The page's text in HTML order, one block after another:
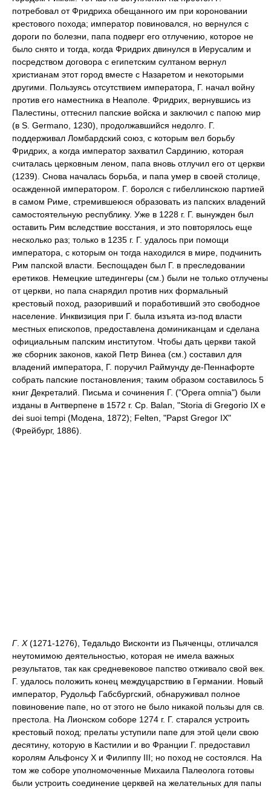
потребовал от Фридриха обещанного им при короновании
крестового похода; император повиновался, но вернулся с
дороги по болезни, папа подверг его отлучению, которое не
было снято и тогда, когда Фридрих двинулся в Иерусалим и
посредством договора с египетским султаном вернул
христианам этот город вместе с Назаретом и некоторыми
другими. Пользуясь отсутствием императора, Г. начал войну
против его наместника в Неаполе. Фридрих, вернувшись из
Палестины, оттеснил папские войска и заключил с папою мир
(в S. Germano, 1230), продолжавшийся недолго. Г.
поддерживал Ломбардский союз, с которым вел борьбу
Фридрих, а когда император захватил Сардинию, которая
считалась церковным леном, папа вновь отлучил его от церкви
(1239). Снова началась борьба, и папа умер в своей столице,
осажденной императором. Г. боролся с гибеллинскою партией
в самом Риме, стремившеюся образовать из папских владений
самостоятельную республику. Уже в 1228 г. Г. вынужден был
оставить Рим вследствие восстания, и это повторялось еще
несколько раз; только в 1235 г. Г. удалось при помощи
императора, с которым он тогда находился в мире, подчинить
Рим папской власти. Беспощаден был Г. в преследовании
еретиков. Немецкие штедингеры (см.) были не только отлучены
от церкви, но папа снарядил против них формальный
крестовый поход, разоривший и поработивший это свободное
население. Инквизиция при Г. была изъята из-под власти
местных епископов, предоставлена доминиканцам и сделана
официальным папским институтом. Чтобы дать церкви такой
же сборник законов, какой Петр Винеа (см.) составил для
владений императора, Г. поручил Раймунду де-Пеннафорте
собрать папские постановления; таким образом составилось 5
книг Декреталий. Письма и сочинения Г. ("Opera omnia") были
изданы в Антверпене в 1572 г. Ср. Balan, "Storia di Gregorio IX e
dei suoi tempi (Модена, 1872); Felten, "Papst Gregor IX"
(Фрейбург, 1886).
Г. X(1271-1276), Тедальдо Висконти из Пьяченцы, отличался
неутомимою деятельностью, которая не имела важных
результатов, так как средневековое папство отживало свой век.
Г. удалось положить конец междуцарствию в Германии. Новый
император, Рудольф Габсбургский, обнаруживал полное
повиновение папе, но от этого не было никакой пользы для св.
престола. На Лионском соборе 1274 г. Г. старался устроить
крестовый поход; прелаты уступили папе для этой цели свою
десятину, которую в Кастилии и во Франции Г. предоставил
королям Альфонсу Х и Филиппу III; но поход не состоялся. На
том же соборе уполномоченные Михаила Палеолога готовы
были устроить соединение церквей на желательных для папы